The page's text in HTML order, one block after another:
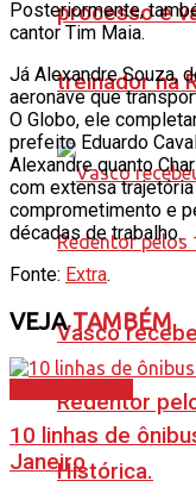
processo e
treinador na
Vasco
Redentor
Histórica.
Posteriormente,
cantor Tim Maia.
Já Alexandre Souza,
aeronave que
O Globo, ele
prefeito Eduardo
Alexandre quanto
com extensa
comprometimento e
décadas de trabalho.
Fonte: Extra.
VEJATAMBÉM
10 linhas de
Janeiro